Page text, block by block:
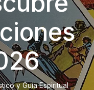
y Guía Espiritual